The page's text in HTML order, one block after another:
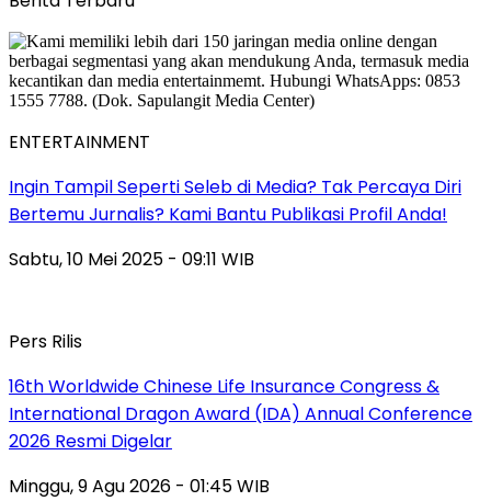
ENTERTAINMENT
Ingin Tampil Seperti Seleb di Media? Tak Percaya Diri
Bertemu Jurnalis? Kami Bantu Publikasi Profil Anda!
Sabtu, 10 Mei 2025 - 09:11 WIB
Pers Rilis
16th Worldwide Chinese Life Insurance Congress &
International Dragon Award (IDA) Annual Conference
2026 Resmi Digelar
Minggu, 9 Agu 2026 - 01:45 WIB